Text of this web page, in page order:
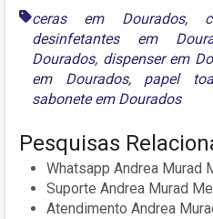
ceras em Dourados,
desinfetantes em
Dourados, dispenser em
em Dourados, papel
sabonete em Dourados
Pesquisas
Whatsapp Andrea Murad
Suporte Andrea Murad Me
Atendimento Andrea